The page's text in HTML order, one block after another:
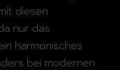
diesen
nur das
harmonisches
bei modernen